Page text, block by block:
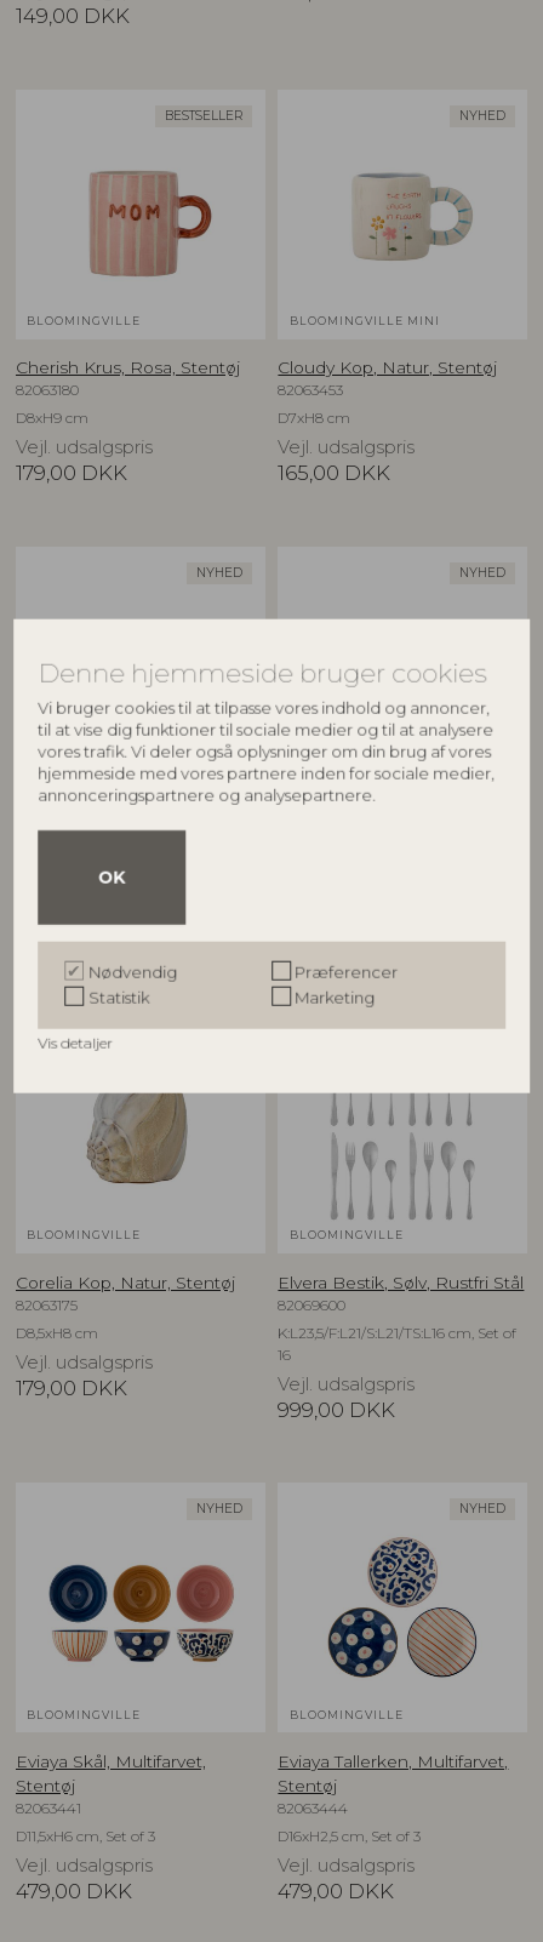
Denne hjemmeside bruger cookies
Vi bruger cookies til at tilpasse vores indhold og annoncer,
til at vise dig funktioner til sociale medier og til at analysere
vores trafik. Vi deler også oplysninger om din brug af vores
hjemmeside med vores partnere inden for sociale medier,
annonceringspartnere og analysepartnere.
OK
Nødvendig
Præferencer
Statistik
Marketing
Vis detaljer
149,00 DKK
BESTSELLER
BLOOMINGVILLE
Cherish Krus, Rosa, Stentøj
82063180
D8xH9 cm
Vejl. udsalgspris
179,00 DKK
NYHED
BLOOMINGVILLE MINI
Cloudy Kop, Natur, Stentøj
82063453
D7xH8 cm
Vejl. udsalgspris
165,00 DKK
NYHED
BLOOMINGVILLE MINI
Cloudy Kop, Natur, Stentøj
165,00 DKK
NYHED
BLOOMINGVILLE MINI
BLOOMINGVILLE
Corelia Kop, Natur, Stentøj
82063175
D8,5xH8 cm
Vejl. udsalgspris
179,00 DKK
NYHED
BLOOMINGVILLE
Elvera Bestik, Sølv, Rustfri Stål
82069600
K:L23,5/F:L21/S:L21/TS:L16 cm, Set of
16
Vejl. udsalgspris
999,00 DKK
NYHED
BLOOMINGVILLE
Eviaya Skål, Multifarvet,
Stentøj
82063441
D11,5xH6 cm, Set of 3
Vejl. udsalgspris
479,00 DKK
NYHED
BLOOMINGVILLE
Eviaya Tallerken, Multifarvet,
Stentøj
82063444
D16xH2,5 cm, Set of 3
Vejl. udsalgspris
479,00 DKK